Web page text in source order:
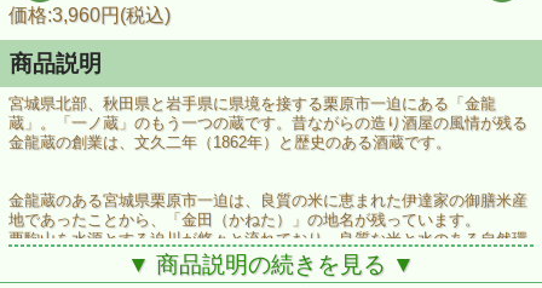
価格:3,960円(税込)
商品説明
宮城県北部、秋田県と岩手県に県境を接する栗原市一迫にある「金龍
蔵」。「一ノ蔵」のもう一つの蔵です。昔ながらの造り酒屋の風情が残る
金龍蔵の創業は、文久二年（1862年）と歴史のある酒蔵です。
金龍蔵のある宮城県栗原市一迫は、良質の米に恵まれた伊達家の御膳米産
地であったことから、「金田（かねた）」の地名が残っています。
栗駒山を水源とする迫川が悠々と流れており、良質な米と水のある自然環
境は、まさに酒造りに適した土地です。蔵名は「金田」の「金」の字と、
中国で水神とされる「龍」の字を頂き「金龍蔵」と名付けられました。
▼ 商品説明の続きを見る ▼